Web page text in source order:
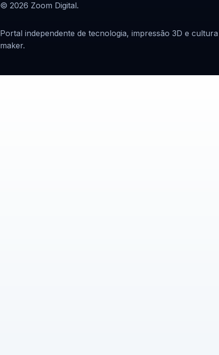
© 2026 Zoom Digital.
Portal independente de tecnologia, impressão 3D e cultura
maker.